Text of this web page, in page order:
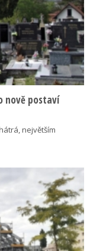
nově postaví
největším